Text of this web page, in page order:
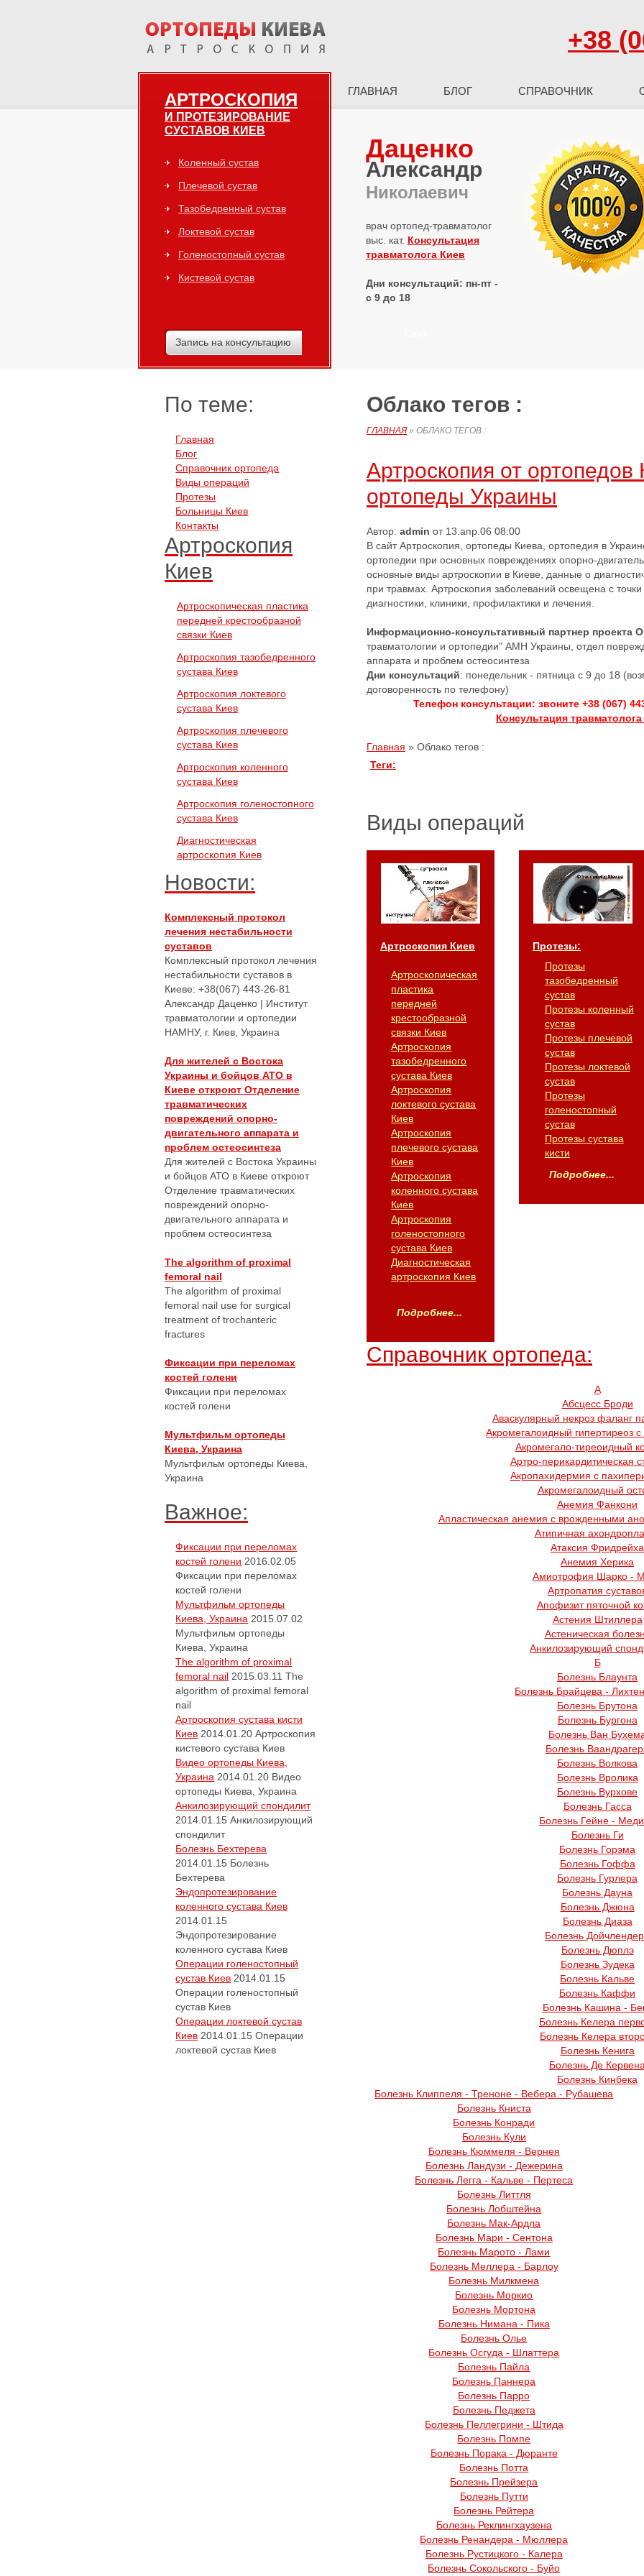
+38
ГЛАВНАЯ БЛОГ СПРАВОЧНИК
АРТРОСКОПИЯ
И ПРОТЕЗИРОВАНИЕ
СУСТАВОВ КИЕВ
Коленный сустав
Плечевой сустав
Тазобедренный сустав
Локтевой сустав
Голеностопный сустав
Кистевой сустав
Запись на консультацию
Даценко
Александр
Николаевич
врач ортопед-травматолог
выс. кат. Консультация
травматолога Киев
Дни консультаций: пн-пт -
с 9 до 18
По теме:
Главная
Блог
Справочник ортопеда
Виды операций
Протезы
Больницы Киев
Контакты
Артроскопия
Киев
Артроскопическая пластика
передней крестообразной
связки Киев
Артроскопия тазобедренного
сустава Киев
Артроскопия локтевого
сустава Киев
Артроскопия плечевого
сустава Киев
Артроскопия коленного
сустава Киев
Артроскопия голеностопного
сустава Киев
Диагностическая
артроскопия Киев
Новости:
Комплексный протокол
лечения нестабильности
суставов
Комплексный протокол лечения
нестабильности суставов в
Киеве: +38(067) 443-26-81
Александр Даценко | Институт
травматологии и ортопедии
НАМНУ, г. Киев, Украина
Для жителей с Востока
Украины и бойцов АТО в
Киеве откроют Отделение
травматических
повреждений опорно-
двигательного аппарата и
проблем остеосинтеза
Для жителей с Востока Украины
и бойцов АТО в Киеве откроют
Отделение травматических
повреждений опорно-
двигательного аппарата и
проблем остеосинтеза
The algorithm of proximal
femoral nail
The algorithm of proximal
femoral nail use for surgical
treatment of trochanteric
fractures
Фиксации при переломах
костей голени
Фиксации при переломах
костей голени
Мультфильм ортопеды
Киева, Украина
Мультфильм ортопеды Киева,
Украина
Важное:
Фиксации при переломах
костей голени 2016.02.05
Фиксации при переломах
костей голени
Мультфильм ортопеды
Киева, Украина 2015.07.02
Мультфильм ортопеды
Киева, Украина
The algorithm of proximal
femoral nail 2015.03.11 The
algorithm of proximal femoral
nail
Артроскопия сустава кисти
Киев 2014.01.20 Артроскопия
кистевого сустава Киев
Видео ортопеды Киева,
Украина 2014.01.20 Видео
ортопеды Киева, Украина
Анкилозирующий спондилит
2014.01.15 Анкилозирующий
спондилит
Болезнь Бехтерева
2014.01.15 Болезнь
Бехтерева
Эндопротезирование
коленного сустава Киев
2014.01.15
Эндопротезирование
коленного сустава Киев
Операции голеностопный
сустав Киев 2014.01.15
Операции голеностопный
сустав Киев
Операции локтевой сустав
Киев 2014.01.15 Операции
локтевой сустав Киев
Облако тегов :
ГЛАВНАЯ » ОБЛАКО ТЕГОВ :
Артроскопия от ортопедов
ортопеды Украины
Автор: admin от 13.апр.06 08:00
В сайт Артроскопия, ортопеды Киева, ортопедия в
ортопедии при основных повреждениях опорно-
основные виды артроскопии в Киеве, данные о
при травмах. Артроскопия заболеваний освещена с точки
диагностики, клиники, профилактики и лечения.
Информационно-консультативный партнер проекта
травматологии и ортопедии" АМН Украины, отдел
аппарата и проблем остеосинтеза
Дни консультаций: понедельник - пятница с 9 до 18
договоренность по телефону)
Телефон консультации: звоните +38 (067)
Консультация
Главная » Облако тегов :
Теги:
Виды операций
Артроскопия Киев
Артроскопическая
пластика
передней
крестообразной
связки Киев
Артроскопия
тазобедренного
сустава Киев
Артроскопия
локтевого сустава
Киев
Артроскопия
плечевого сустава
Киев
Артроскопия
коленного сустава
Киев
Артроскопия
голеностопного
сустава Киев
Диагностическая
артроскопия Киев
Подробнее...
Протезы:
Протезы
тазобедренный
сустав
Протезы коленный
сустав
Протезы плечевой
сустав
Протезы локтевой
сустав
Протезы
голеностопный
сустав
Протезы сустава
кисти
Подробнее...
Справочник ортопеда:
А
Абсцесс Броди
Аваскулярный некроз фаланг
Акромегалоидный гипертиреоз с
Акромегало-тиреоидный
Артро-перикардитическая
Акропахидермия с
Акромегалоидный
Анемия Фанкони
Апластическая анемия с врожденными
Атипичная
Атаксия Фридрейха
Анемия Херика
Амиотрофия Шарко -
Артропатия
Апофизит пяточной
Астения Штиллера
Астеническая
Анкилозирующий
Б
Болезнь Блаунта
Болезнь Брайцева -
Болезнь Брутона
Болезнь Бургона
Болезнь Ван
Болезнь
Болезнь Волкова
Болезнь Вролика
Болезнь Вурхове
Болезнь Гасса
Болезнь Гейне -
Болезнь Ги
Болезнь Горэма
Болезнь Гоффа
Болезнь Гурлера
Болезнь Дауна
Болезнь Джюна
Болезнь Диаза
Болезнь
Болезнь Дюплэ
Болезнь Зудека
Болезнь Кальве
Болезнь Каффи
Болезнь Кашина -
Болезнь Келера
Болезнь Келера
Болезнь Кенига
Болезнь Де Кервена
Болезнь Кинбека
Болезнь Клиппеля - Треноне - Вебера - Рубашева
Болезнь Книста
Болезнь Конради
Болезнь Кули
Болезнь Кюммеля - Вернея
Болезнь Ландузи - Дежерина
Болезнь Легга - Кальве - Пертеса
Болезнь Литтля
Болезнь Лобштейна
Болезнь Мак-Ардла
Болезнь Мари - Сентона
Болезнь Марото - Лами
Болезнь Меллера - Барлоу
Болезнь Милкмена
Болезнь Моркио
Болезнь Мортона
Болезнь Нимана - Пика
Болезнь Олье
Болезнь Осгуда - Шлаттера
Болезнь Пайла
Болезнь Паннера
Болезнь Парро
Болезнь Педжета
Болезнь Пеллегрини - Штида
Болезнь Помпе
Болезнь Порака - Дюранте
Болезнь Потта
Болезнь Прейзера
Болезнь Путти
Болезнь Рейтера
Болезнь Реклингхаузена
Болезнь Ренандера - Мюллера
Болезнь Рустицкого - Калера
Болезнь Сокольского - Буйо